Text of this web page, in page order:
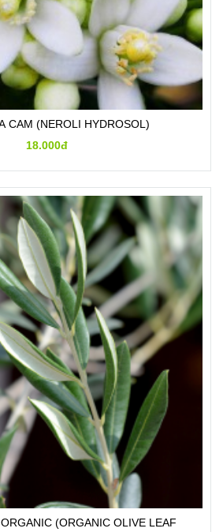
CAM (NEROLI HYDROSOL)
18.000đ
(ORGANIC OLIVE LEAF